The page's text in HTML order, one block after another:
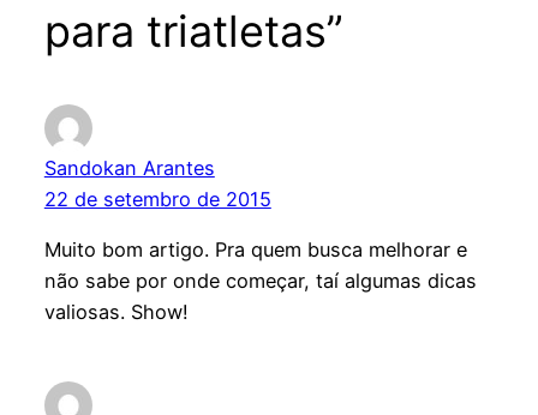
para triatletas”
Sandokan Arantes
22 de setembro de 2015
Muito bom artigo. Pra quem busca melhorar e
não sabe por onde começar, taí algumas dicas
valiosas. Show!